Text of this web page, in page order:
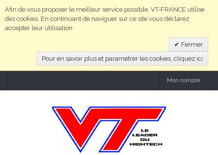
Afin de vous proposer le meilleur service possible, VT-FRANCE utilise
des cookies. En continuant de naviguer sur ce site vous déclarez
accepter leur utilisation
Fermer
Pour en savoir plus et paramétrer les cookies, cliquez ici
Mon compte